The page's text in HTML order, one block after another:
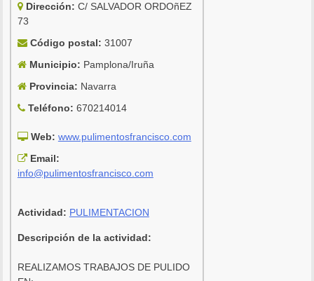
Dirección: C/ SALVADOR ORDOñEZ
73
Código postal: 31007
Municipio: Pamplona/Iruña
Provincia: Navarra
Teléfono: 670214014
Web: www.pulimentosfrancisco.com
Email:
info@pulimentosfrancisco.com
Actividad: PULIMENTACION
Descripción de la actividad:
REALIZAMOS TRABAJOS DE PULIDO